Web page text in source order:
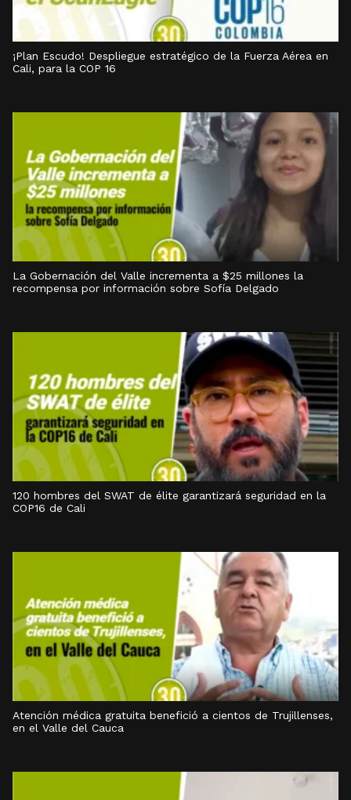
¡Plan Escudo! Despliegue estratégico de la Fuerza Aérea en
Cali, para la COP 16
La Gobernación del Valle incrementa a $25 millones la
recompensa por información sobre Sofía Delgado
120 hombres del SWAT de élite garantizará seguridad en la
COP16 de Cali
Atención médica gratuita benefició a cientos de Trujillenses,
en el Valle del Cauca